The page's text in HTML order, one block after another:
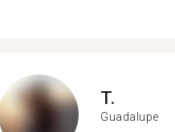
T.
Guadalupe